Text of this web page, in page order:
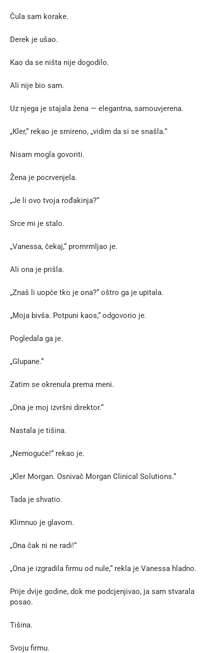
Čula sam korake.
Derek je ušao.
Kao da se ništa nije dogodilo.
Ali nije bio sam.
Uz njega je stajala žena — elegantna, samouvjerena.
„Kler,“ rekao je smireno, „vidim da si se snašla.“
Nisam mogla govoriti.
Žena je pocrvenjela.
„Je li ovo tvoja rođakinja?“
Srce mi je stalo.
„Vanessa, čekaj,“ promrmljao je.
Ali ona je prišla.
„Znaš li uopće tko je ona?“ oštro ga je upitala.
„Moja bivša. Potpuni kaos,“ odgovorio je.
Pogledala ga je.
„Glupane.“
Zatim se okrenula prema meni.
„Ona je moj izvršni direktor.“
Nastala je tišina.
„Nemoguće!“ rekao je.
„Kler Morgan. Osnivač Morgan Clinical Solutions.“
Tada je shvatio.
Klimnuo je glavom.
„Ona čak ni ne radi!“
„Ona je izgradila firmu od nule,“ rekla je Vanessa hladno.
Prije dvije godine, dok me podcjenjivao, ja sam stvarala
posao.
Tišina.
Svoju firmu.